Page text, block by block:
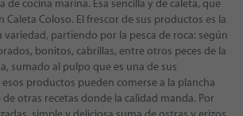
de cocina marina. Esa sencilla y de caleta, que
Caleta Coloso. El frescor de sus productos es la
variedad, partiendo por la pesca de roca: según
bonitos, cabrillas, entre otros peces de la
sumado al pulpo que es una de sus
esos productos pueden comerse a la plancha
otras recetas donde la calidad manda. Por